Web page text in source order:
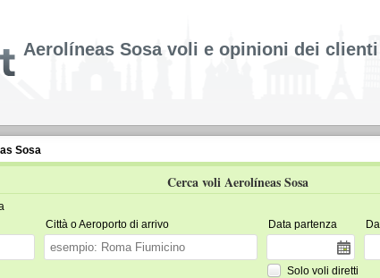
Aerolíneas Sosa voli e opinioni dei clienti
Sosa
Cerca voli Aerolíneas Sosa
Città o Aeroporto di arrivo Data partenza
Solo voli diretti